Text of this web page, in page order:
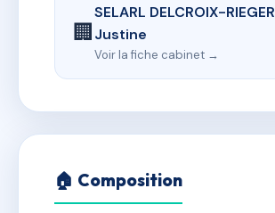
🏢
SELARL DELCROIX-RIEGER
Justine
Voir la fiche cabinet →
🏠 Composition